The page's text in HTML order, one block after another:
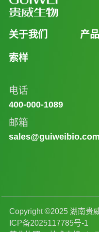
关于我们 产
索样
电话
400-000-1089
邮箱
sales@guiweibio.com
Copyright ©2025 湖南贵
ICP备2025117785号-1